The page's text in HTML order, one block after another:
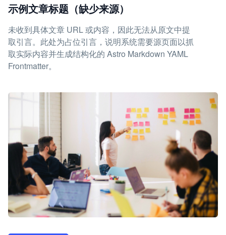
示例文章标题（缺少来源）
未收到具体文章 URL 或内容，因此无法从原文中提
取引言。此处为占位引言，说明系统需要源页面以抓
取实际内容并生成结构化的 Astro Markdown YAML
Frontmatter。